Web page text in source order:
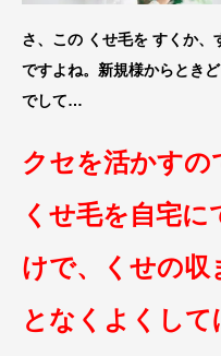
さ、この くせ毛を すくか、
ですよね。新規様からとき
でして…
クセを活かすの
くせ毛を自宅に
けで、くせの収
となくよくして